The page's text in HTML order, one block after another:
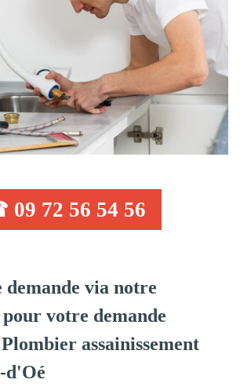
72 56 54 56
demande via notre
votre demande
assainissement
d'Oé